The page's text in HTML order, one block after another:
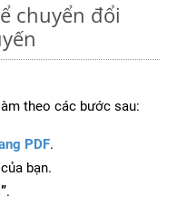
chuyển đổi
theo các bước sau:
PDF.
bạn.
.